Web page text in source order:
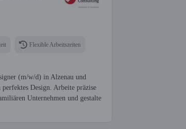
Flexible Arbeitszeiten
(m/w/d) in Alzenau und
Design. Arbeite präzise
Unternehmen und gestalte